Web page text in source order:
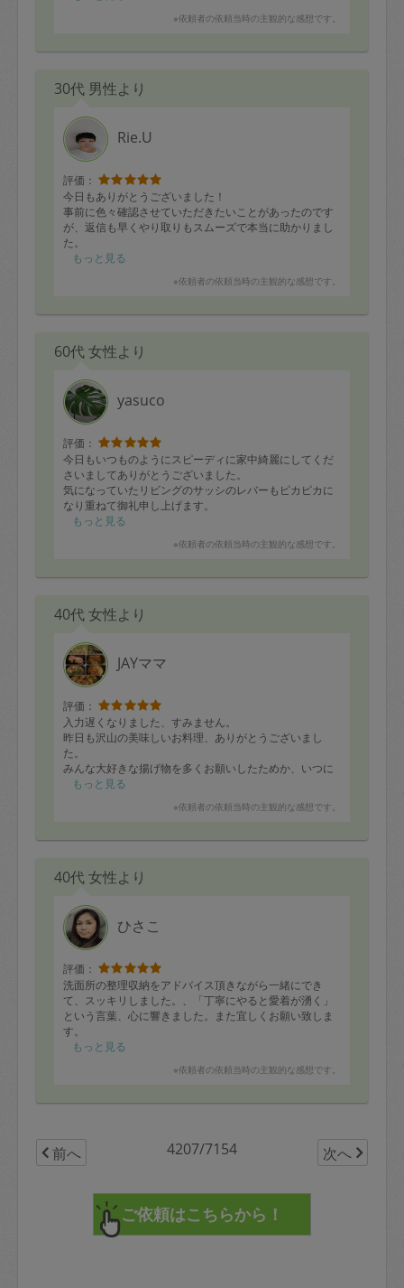
食卓の彩りが広がりました。
り、とても助かりました。
音に引き寄せられて興味津々でキッチンへ見学に行く
優しく話しかけて下さり、最後はすっかり打ち解けて喜
んでいました。
短い時間でしたがお人柄の良さが伝わってきました。本
当にありがとうございました。
※依頼者の依頼当時の主観的な感想です。
30代 男性より
Rie.U
評価：
今日もありがとうございました！
事前に色々確認させていただきたいことがあったのです
が、返信も早くやり取りもスムーズで本当に助かりまし
た。
また、買いすぎたと思った野菜もお肉類も、時間内で使
次回もどうぞよろしくお願いします。
もっと見る
※依頼者の依頼当時の主観的な感想です。
60代 女性より
yasuco
評価：
今日もいつものようにスピーディに家中綺麗にしてくだ
さいましてありがとうございました。
気になっていたリビングのサッシのレバーもピカピカに
なり重ねて御礼申し上げます。
お蔭様でとても気持ちよく過ごせます。
へ挨拶に行っています！
もっと見る
※依頼者の依頼当時の主観的な感想です。
40代 女性より
JAYママ
評価：
入力遅くなりました、すみません。
昨日も沢山の美味しいお料理、ありがとうございまし
た。
みんな大好きな揚げ物を多くお願いしたためか、いつに
も増してハイスピードでいただいております！
もっと見る
※依頼者の依頼当時の主観的な感想です。
40代 女性より
ひさこ
評価：
洗面所の整理収納をアドバイス頂きながら一緒にでき
て、スッキリしました。、「丁寧にやると愛着が湧く」
という言葉、心に響きました。また宜しくお願い致しま
す。
もっと見る
※依頼者の依頼当時の主観的な感想です。
前へ 4207/7154 次へ